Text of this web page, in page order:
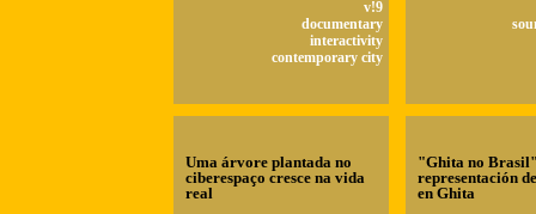
v!9
documentary
interactivity
contemporary city
Uma árvore plantada no
ciberespaço cresce na vida
real
"Ghita no
representación
en Ghita